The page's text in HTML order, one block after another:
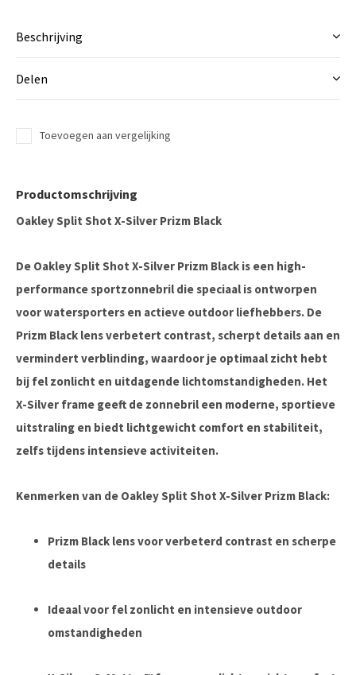
Beschrijving
Delen
Toevoegen aan vergelijking
Productomschrijving
Oakley Split Shot X-Silver Prizm Black
De Oakley Split Shot X-Silver Prizm Black is een high-
performance sportzonnebril die speciaal is ontworpen
voor watersporters en actieve outdoor liefhebbers. De
Prizm Black lens verbetert contrast, scherpt details aan en
vermindert verblinding, waardoor je optimaal zicht hebt
bij fel zonlicht en uitdagende lichtomstandigheden. Het
X-Silver frame geeft de zonnebril een moderne, sportieve
uitstraling en biedt lichtgewicht comfort en stabiliteit,
zelfs tijdens intensieve activiteiten.
Kenmerken van de Oakley Split Shot X-Silver Prizm Black:
Prizm Black lens voor verbeterd contrast en scherpe
details
Ideaal voor fel zonlicht en intensieve outdoor
omstandigheden